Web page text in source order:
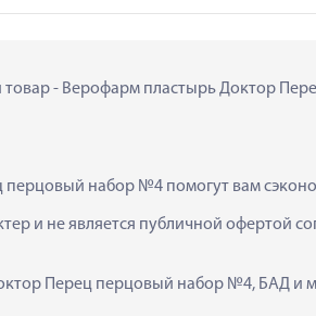
- Верофарм пластырь Доктор
набор №4 помогут вам
и не является публичной офертой
Перец перцовый набор №4, БАД и